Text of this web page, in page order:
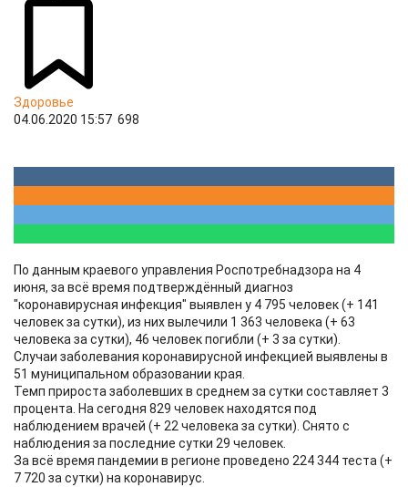
Здоровье
04.06.2020 15:57 698
По данным краевого управления Роспотребнадзора на 4
июня, за всё время подтверждённый диагноз
"коронавирусная инфекция" выявлен у 4 795 человек (+ 141
человек за сутки), из них вылечили 1 363 человека (+ 63
человека за сутки), 46 человек погибли (+ 3 за сутки).
Случаи заболевания коронавирусной инфекцией выявлены в
51 муниципальном образовании края.
Темп прироста заболевших в среднем за сутки составляет 3
процента. На сегодня 829 человек находятся под
наблюдением врачей (+ 22 человека за сутки). Снято с
наблюдения за последние сутки 29 человек.
За всё время пандемии в регионе проведено 224 344 теста (+
7 720 за сутки) на коронавирус.